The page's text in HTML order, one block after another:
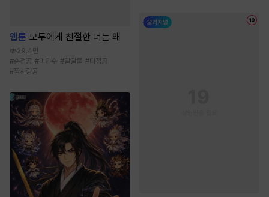
웹툰 모두에게 친절한 너는 왜
29.4만
#순정공 #미인수 #달달물 #다정공
#짝사랑공